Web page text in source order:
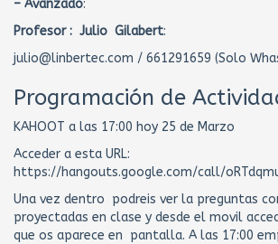
– Avanzado:
Profesor : Julio Gilabert:
julio@linbertec.com / 661291659 (Solo
Programación de
KAHOOT a las 17:00 hoy 25 de Marzo
Acceder a esta URL:
https://hangouts.google.com/call/
Una vez dentro podreis ver la preguntas
proyectadas en clase y desde el movil
que os aparece en pantalla. A las 17:00